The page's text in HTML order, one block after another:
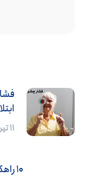
۱۱ تیر ۱۴۰۲
10 راهکار مهم برای داشتن قلب سالم